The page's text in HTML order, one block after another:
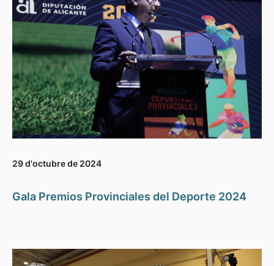
29 d'octubre de 2024
Gala Premios Provinciales del Deporte 2024